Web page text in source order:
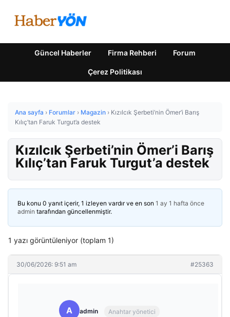
Güncel Haberler Firma Rehberi Forum
Çerez Politikası
Ana sayfa › Forumlar › Magazin › Kızılcık Şerbeti’nin Ömer’i Barış
Kılıç’tan Faruk Turgut’a destek
Kızılcık Şerbeti’nin Ömer’i Barış
Kılıç’tan Faruk Turgut’a destek
Bu konu 0 yanıt içerir, 1 izleyen vardır ve en son 1 ay 1 hafta önce
admin tarafından güncellenmiştir.
1 yazı görüntüleniyor (toplam 1)
30/06/2026: 9:51 am #25363
A admin Anahtar yönetici